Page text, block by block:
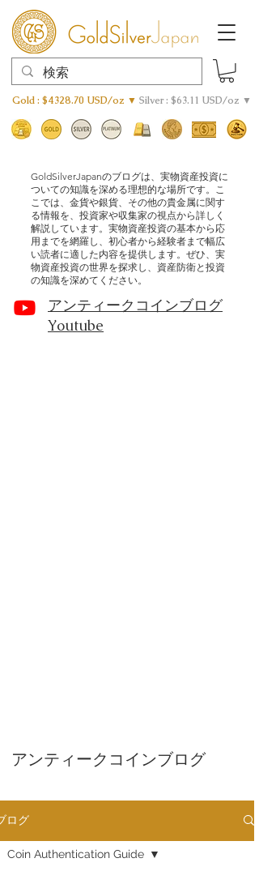
Gold : $4328.70 USD/oz ▼ Silver : $63.11 USD/oz ▼
GoldSilverJapanのブログは、実物資産投資に
ついての知識を深める理想的な場所です。こ
こでは、金貨や銀貨、その他の貴金属に関す
る情報を、投資家や収集家の視点から詳しく
解説しています。実物資産投資の基本から応
用までを網羅し、初心者から経験者まで幅広
い読者に適した内容を提供します。ぜひ、実
物資産投資の世界を探求し、資産防衛と投資
の知識を深めてください。
アンティークコインブログ
Youtube
アンティークコインブログ
ログ
Coin Authentication Guide